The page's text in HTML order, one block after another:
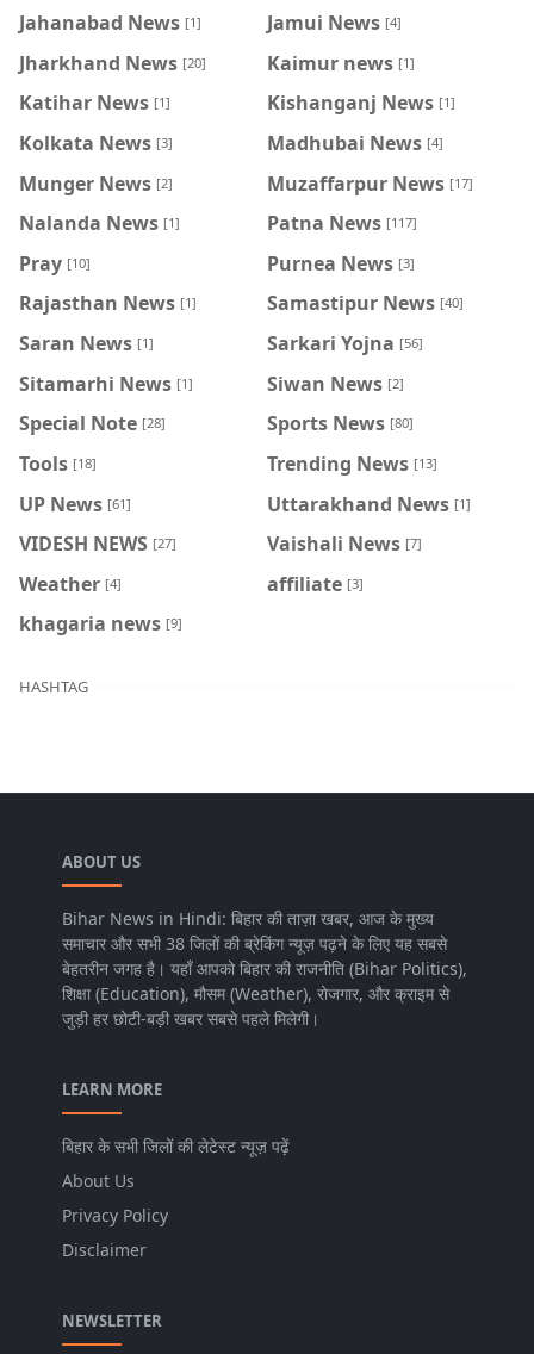
Jahanabad News [1] Jamui News [4]
Jharkhand News [20] Kaimur news [1]
Katihar News [1] Kishanganj News [1]
Kolkata News [3] Madhubai News [4]
Munger News [2] Muzaffarpur News [17]
Nalanda News [1] Patna News [117]
Pray [10] Purnea News [3]
Rajasthan News [1] Samastipur News [40]
Saran News [1] Sarkari Yojna [56]
Sitamarhi News [1] Siwan News [2]
Special Note [28] Sports News [80]
Tools [18] Trending News [13]
UP News [61] Uttarakhand News [1]
VIDESH NEWS [27] Vaishali News [7]
Weather [4] affiliate [3]
khagaria news [9]
HASHTAG
ABOUT US
Bihar News in Hindi: बिहार की ताज़ा खबर, आज के मुख्य
समाचार और सभी 38 जिलों की ब्रेकिंग न्यूज़ पढ़ने के लिए यह सबसे
बेहतरीन जगह है। यहाँ आपको बिहार की राजनीति (Bihar Politics),
शिक्षा (Education), मौसम (Weather), रोजगार, और क्राइम से
जुड़ी हर छोटी-बड़ी खबर सबसे पहले मिलेगी।
LEARN MORE
बिहार के सभी जिलों की लेटेस्ट न्यूज़ पढ़ें
About Us
Privacy Policy
Disclaimer
NEWSLETTER